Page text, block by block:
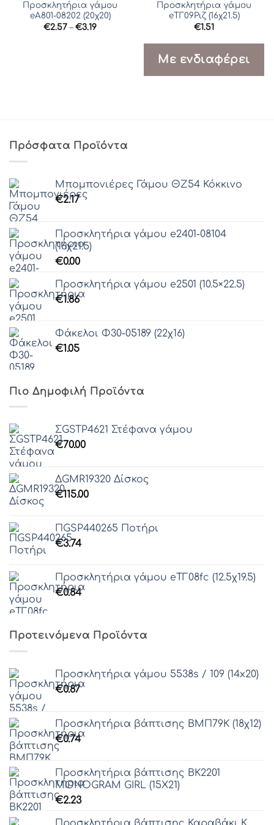
Προσκλητήρια γάμου
eΑ801-08202 (20χ20)
€2.57 – €3.19Price
Προσκλητήρια γάμου
eΤΓ09Ριζ (16χ21.5)
€1.51
Με ενδιαφέρει
Πρόσφατα Προϊόντα
Μπομπονιέρες Γάμου ΘZ54 Κόκκινο
€2.17
Προσκλητήρια γάμου e2401-08104
(16χ21.5)
€0.00
Προσκλητήρια γάμου e2501 (10.5×22.5)
€1.86
Φάκελοι Φ30-05189 (22χ16)
€1.05
Πιο Δημοφιλή Προϊόντα
ΣGSTP4621 Στέφανα γάμου
€70.00
ΔGMR19320 Δίσκος
€115.00
ΠGSP440265 Ποτήρι
€3.74
Προσκλητήρια γάμου eΤΓ08fc (12.5χ19.5)
€0.84
Προτεινόμενα Προϊόντα
Προσκλητήρια γάμου 5538s / 109 (14x20)
€0.87
Προσκλητήρια βάπτισης ΒΜΠ79Κ (18χ12)
€0.74
Προσκλητήρια βάπτισης ΒΚ2201
MONOGRAM GIRL (15Χ21)
€2.23